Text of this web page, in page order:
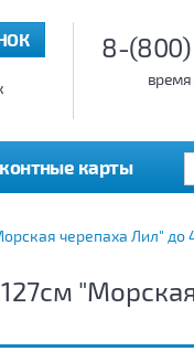
8-(800)
время
карты
черепаха Лил" до